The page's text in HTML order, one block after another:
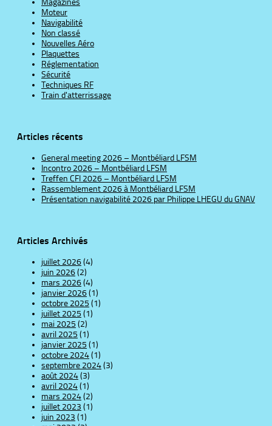
Moteur
Navigabilité
Non classé
Nouvelles Aéro
Plaquettes
Réglementation
Sécurité
Techniques RF
Train d'atterrissage
Articles récents
General meeting 2026 – Montbéliard LFSM
Incontro 2026 – Montbéliard LFSM
Treffen CFI 2026 – Montbéliard LFSM
Rassemblement 2026 à Montbéliard LFSM
Présentation navigabilité 2026 par Philippe LHEGU du GNAV
Articles Archivés
juillet 2026(4)
juin 2026(2)
mars 2026(4)
janvier 2026(1)
octobre 2025 (1)
juillet 2025 (1)
mai 2025 (2)
avril 2025 (1)
janvier 2025 (1)
octobre 2024(1)
septembre 2024(3)
août 2024(3)
avril 2024(1)
mars 2024(2)
juillet 2023 (1)
juin 2023 (1)